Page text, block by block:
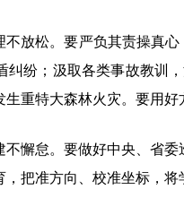
放松。要严负其责操真
纠纷；汲取各类事故教训
重特大森林火灾。要用
懈怠。要做好中央、省
把准方向、校准坐标，